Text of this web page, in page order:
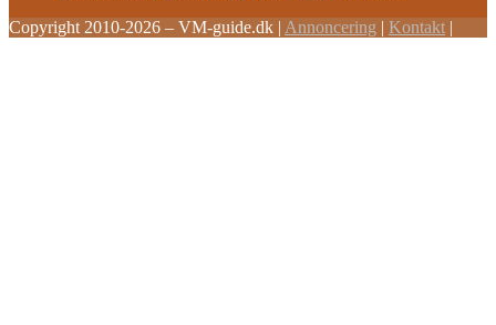
Copyright 2010-2026 – VM-guide.dk | Annoncering | Kontakt |